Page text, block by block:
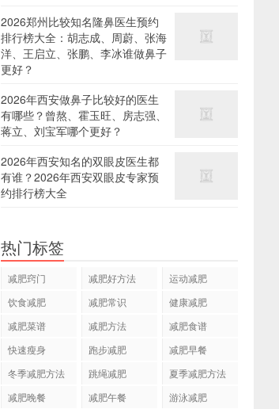
2026郑州比较知名隆鼻医生预约
排行榜大全：胡志成、周蔚、张海
洋、王启立、张鹏、李冰谁做鼻子
更好？
2026年西安做鼻子比较好的医生
有哪些？曾熬、霍玉旺、房志强、
蒋立、刘宝军哪个更好？
2026年西安知名的双眼皮医生都
有谁？2026年西安双眼皮专家预
约排行榜大全
热门标签
减肥窍门 减肥好方法
运动减肥
饮食减肥
减肥常识
健康减肥
减肥菜谱
减肥方法
减肥食谱
快速瘦身
跑步减肥
减肥早餐
冬季减肥方法
跳绳减肥
夏季减肥方法
减肥晚餐
减肥午餐
游泳减肥